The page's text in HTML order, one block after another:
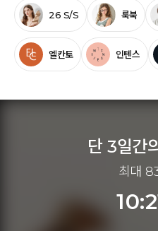
26 S/S 룩북
엘칸토 인텐스
단 3일간
최대